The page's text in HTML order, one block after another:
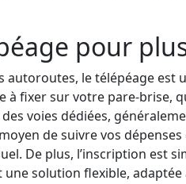
pour
le télépéage est
à fixer sur votre pare-brise,
voies dédiées,
de suivre vos
De plus, l’inscription est
solution flexible,